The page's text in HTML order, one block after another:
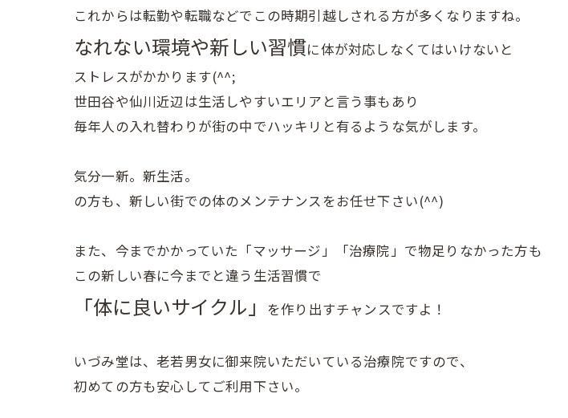
これからは転勤や転職などでこの時期引越しされる方が多くなりますね。
なれない環境や新しい習慣に体が対応しなくてはいけないと
ストレスがかかります(^^;
世田谷や仙川近辺は生活しやすいエリアと言う事もあり
毎年人の入れ替わりが街の中でハッキリと有るような気がします。
気分一新。新生活。
の方も、新しい街での体のメンテナンスをお任せ下さい(^^)
また、今までかかっていた「マッサージ」「治療院」で物足りなかった方も
この新しい春に今までと違う生活習慣で
「体に良いサイクル」 を作り出すチャンスですよ！
いづみ堂は、老若男女に御来院いただいている治療院ですので、
初めての方も安心してご利用下さい。